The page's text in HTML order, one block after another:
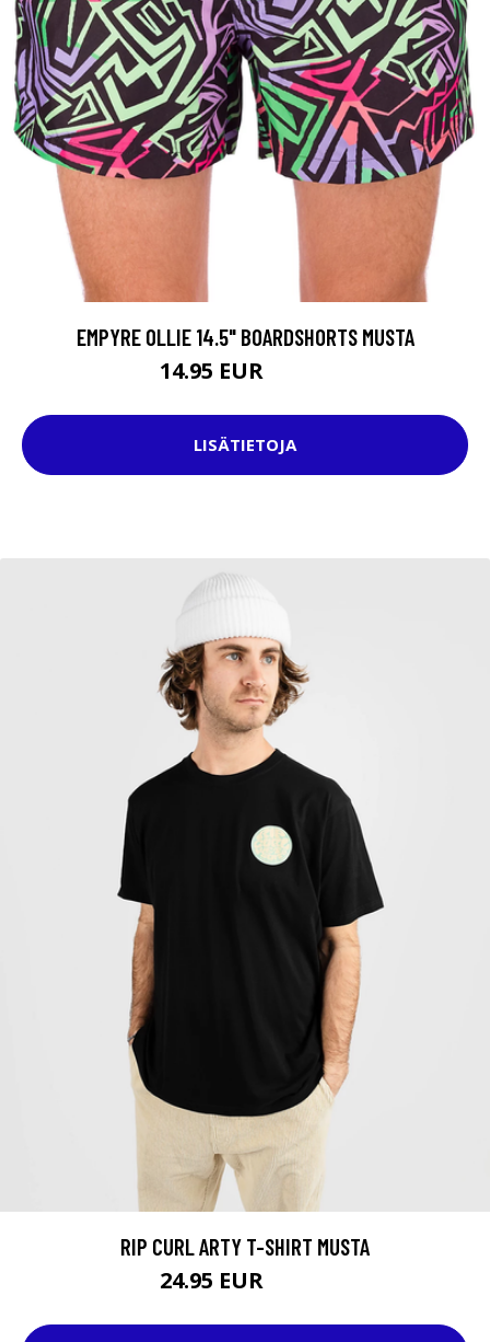
EMPYRE OLLIE 14.5" BOARDSHORTS MUSTA
14.95 EUR
LISÄTIETOJA
RIP CURL ARTY T-SHIRT MUSTA
24.95 EUR